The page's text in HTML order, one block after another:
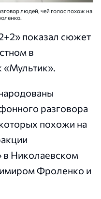
людей, чей голос похож на
показал сюжет
в
«Мультик».
разговора
похожи на
Николаевском
Фроленко и